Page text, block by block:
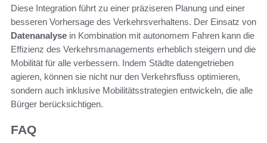
Diese Integration führt zu einer präziseren Planung und einer
besseren Vorhersage des Verkehrsverhaltens. Der Einsatz von
Datenanalyse in Kombination mit autonomem Fahren kann die
Effizienz des Verkehrsmanagements erheblich steigern und die
Mobilität für alle verbessern. Indem Städte datengetrieben
agieren, können sie nicht nur den Verkehrsfluss optimieren,
sondern auch inklusive Mobilitätsstrategien entwickeln, die alle
Bürger berücksichtigen.
FAQ